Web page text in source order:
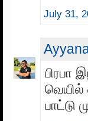
July 31,
பிரபா
வெயில்
பாட்டு